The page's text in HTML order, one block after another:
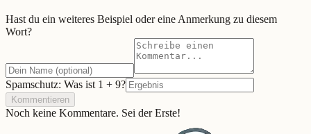
Hast du ein weiteres Beispiel oder eine Anmerkung zu diesem
Wort?
Spamschutz: Was ist 1 + 9?
Kommentieren
Noch keine Kommentare. Sei der Erste!